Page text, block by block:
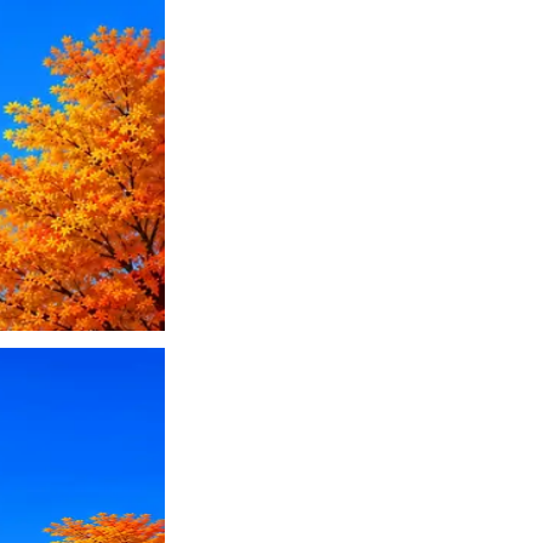
или перевести